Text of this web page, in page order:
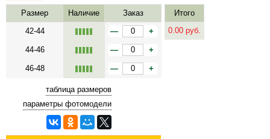
Размер Наличие
Заказ
42-44
— +
44-46 — +
46-48 — +
Итого
0.00 руб.
таблица размеров
параметры фотомодели